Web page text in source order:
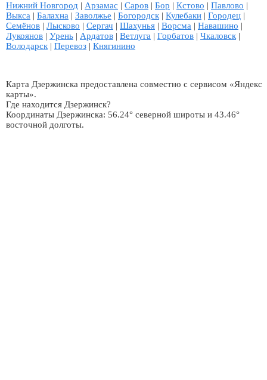
Нижний Новгород | Арзамас | Саров | Бор | Кстово | Павлово |
Выкса | Балахна | Заволжье | Богородск| Кулебаки | Городец |
Семёнов | Лысково | Сергач | Шахунья | Ворсма | Навашино |
Лукоянов | Урень | Ардатов | Ветлуга | Горбатов | Чкаловск|
Володарск| Перевоз | Княгинино
Карта Дзержинска предоставлена совместно с сервисом «Яндекс
карты».
Где находится Дзержинск?
Координаты Дзержинска: 56.24° северной широты и 43.46°
восточной долготы.